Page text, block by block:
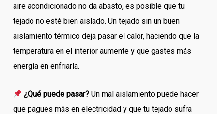
aire acondicionado no da abasto, es posible que tu
tejado no esté bien aislado. Un tejado sin un buen
aislamiento térmico deja pasar el calor, haciendo que la
temperatura en el interior aumente y que gastes más
energía en enfriarla.
¿Qué puede pasar? Un mal aislamiento puede hacer
que pagues más en electricidad y que tu tejado sufra